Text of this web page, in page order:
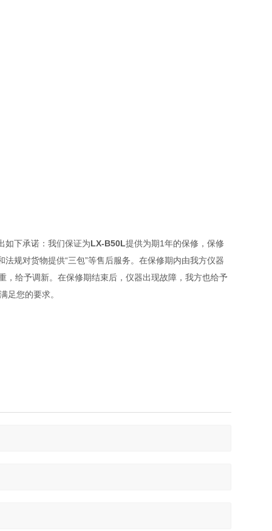
如下承诺：我们保证为LX-B50L提供为期1年的保修，保修
规对货物提供“三包”等售后服务。在保修期内由我方仪器
给予调新。在保修期结束后，仪器出现故障，我方也给予
足您的要求。